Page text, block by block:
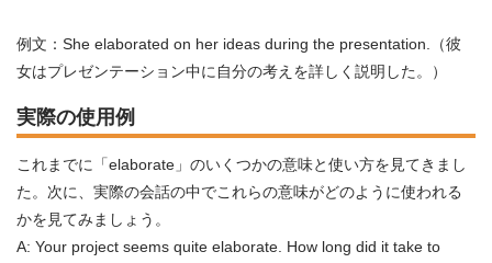
例文：She elaborated on her ideas during the presentation.（彼
女はプレゼンテーション中に自分の考えを詳しく説明した。）
実際の使用例
これまでに「elaborate」のいくつかの意味と使い方を見てきまし
た。次に、実際の会話の中でこれらの意味がどのように使われる
かを見てみましょう。
A: Your project seems quite elaborate. How long did it take to